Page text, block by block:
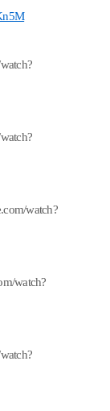
watch?
watch?